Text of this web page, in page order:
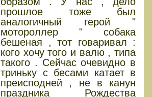
прошлое тоже был
аналогичный герой "
мотороллер " собака
бешеная , тот говаривал :
кого хочу того и валю , типа
такого . Сейчас очевидно в
триньку с бесами катает в
преисподней , не в канун
праздника Рождества